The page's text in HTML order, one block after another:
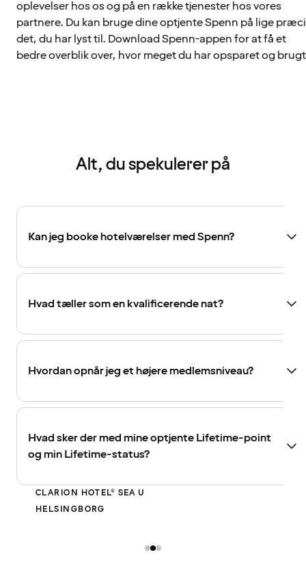
oplevelser hos os og på en række tjenester hos vores
partnere. Du kan bruge dine optjente Spenn på lige
det, du har lyst til. Download Spenn-appen for at få et
bedre overblik over, hvor meget du har opsparet og
Alt, du spekulerer på
Kan jeg booke hotelværelser med Spenn?
Hvad tæller som en kvalificerende nat?
Hvordan opnår jeg et højere medlemsniveau?
Hvad sker der med mine optjente Lifetime-point
og min Lifetime-status?
CLARION HOTEL® SEA U
HELSINGBORG